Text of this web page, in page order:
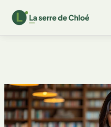
contenu